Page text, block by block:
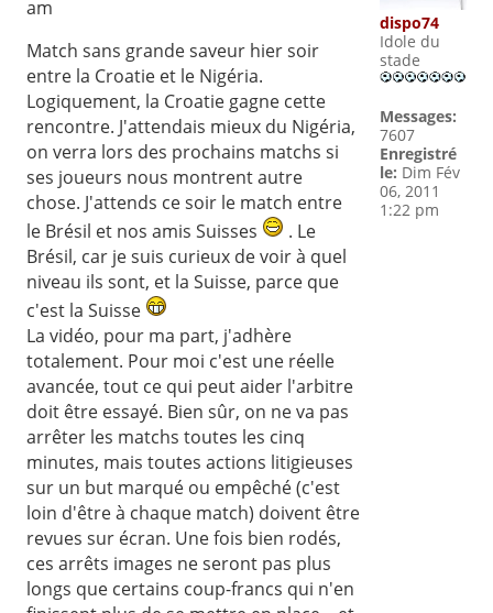
am
Match sans grande saveur hier soir
entre la Croatie et le Nigéria.
Logiquement, la Croatie gagne cette
rencontre. J'attendais mieux du Nigéria,
on verra lors des prochains matchs si
ses joueurs nous montrent autre
chose. J'attends ce soir le match entre
le Brésil et nos amis Suisses
. Le
Brésil, car je suis curieux de voir à quel
niveau ils sont, et la Suisse, parce que
c'est la Suisse
La vidéo, pour ma part, j'adhère
totalement. Pour moi c'est une réelle
avancée, tout ce qui peut aider l'arbitre
doit être essayé. Bien sûr, on ne va pas
arrêter les matchs toutes les cinq
minutes, mais toutes actions litigieuses
sur un but marqué ou empêché (c'est
loin d'être à chaque match) doivent être
revues sur écran. Une fois bien rodés,
ces arrêts images ne seront pas plus
longs que certains coup-francs qui n'en
dispo74
Idole du
stade
Messages:
7607
Enregistré
le: Dim Fév
06, 2011
1:22 pm